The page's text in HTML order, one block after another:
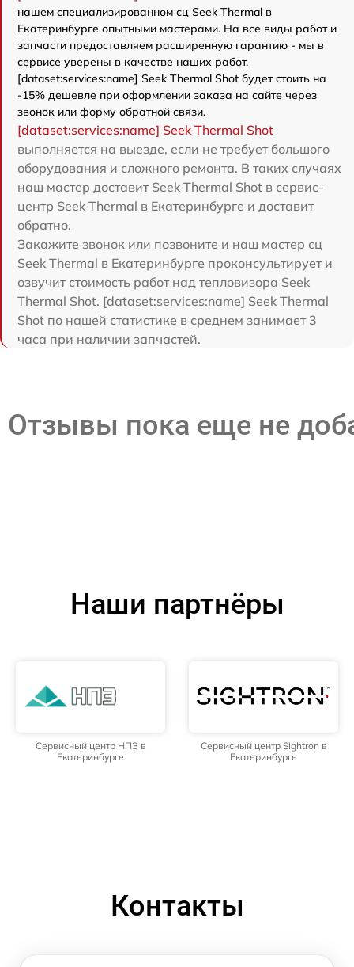
нашем специализированном сц Seek Thermal в
Екатеринбурге опытными мастерами. На все виды работ и
запчасти предоставляем расширенную гарантию - мы в
сервисе уверены в качестве наших работ.
[dataset:services:name] Seek Thermal Shot будет стоить на
-15% дешевле при оформлении заказа на сайте через
звонок или форму обратной связи.
[dataset:services:name] Seek Thermal Shot
выполняется на выезде, если не требует большого
оборудования и сложного ремонта. В таких случаях
наш мастер доставит Seek Thermal Shot в сервис-
центр Seek Thermal в Екатеринбурге и доставит
обратно.
Закажите звонок или позвоните и наш мастер сц
Seek Thermal в Екатеринбурге проконсультирует и
озвучит стоимость работ над тепловизора Seek
Thermal Shot. [dataset:services:name] Seek Thermal
Shot по нашей статистике в среднем занимает 3
часа при наличии запчастей.
Отзывы пока еще не
Наши партнёры
Сервисный центр НПЗ в
Екатеринбурге
Сервисный центр Sightron в
Екатеринбурге
Контакты